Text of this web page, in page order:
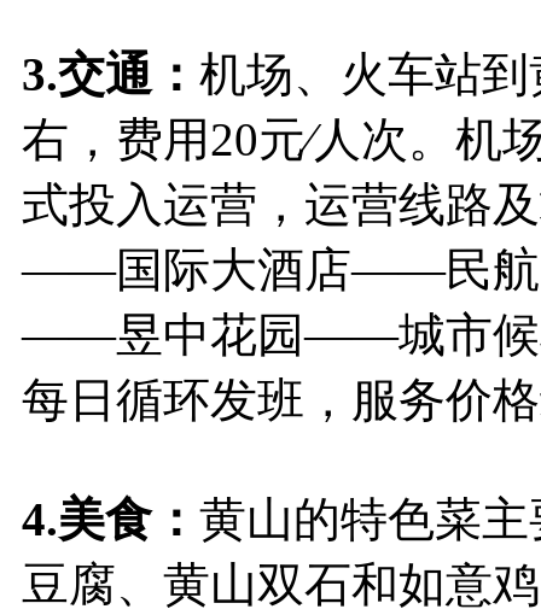
3.交通： 机场、火车站
右，费用20元∕人次。机
式投入运营，运营线路
——国际大酒店——民
——昱中花园——城市候
每日循环发班，服务价
4.美食： 黄山的特色菜
豆腐、黄山双石和如意